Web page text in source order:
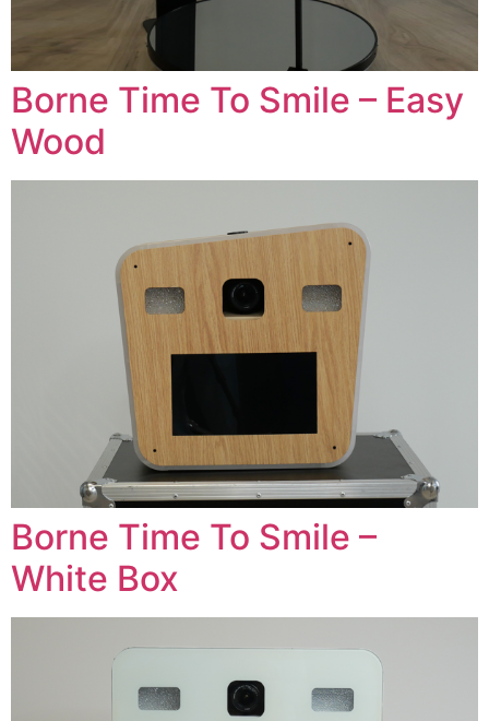
Borne Time To Smile – Easy
Wood
Borne Time To Smile –
White Box